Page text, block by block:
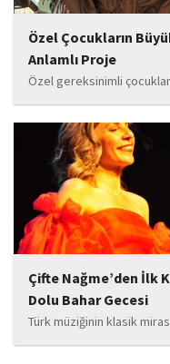
Özel Çocukların
Anlamlı Proje
Özel gereksinimli
hayata geçirdiği örnek
toplumun dikkatini
hediyedir” anlayışıyla
Çifte Nağme’den İlk
Dolu Bahar Gecesi
Türk müziğinin klasik
“Çifte Nağme” projesi, ilk